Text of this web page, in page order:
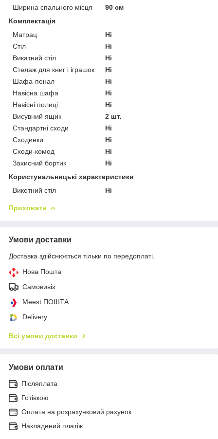
Ширина спального місця
90 см
Комплектація
Матрац
Ні
Стіл
Ні
Викатний стіл
Ні
Стелаж для книг і іграшок
Ні
Шафа-пенал
Ні
Навісна шафа
Ні
Навісні полиці
Ні
Висувний ящик
2 шт.
Стандартні сходи
Ні
Сходинки
Ні
Сходи-комод
Ні
Захисний бортик
Ні
Користувальницькі характеристики
Викотний стіл
Ні
Приховати
Умови доставки
Доставка здійснюється тільки по передоплаті.
Нова Пошта
Самовивіз
Meest ПОШТА
Delivery
Всі умови доставки
Умови оплати
Післяплата
Готівкою
Оплата на розрахунковий рахунок
Накладений платіж